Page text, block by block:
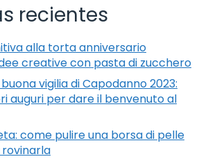
recientes
alla torta anniversario
creative con pasta di zucchero
vigilia di Capodanno 2023:
auguri per dare il benvenuto al
come pulire una borsa di pelle